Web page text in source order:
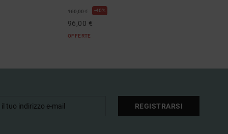
160,00 € 40%
96,00 €
OFFERTE
REGISTRARSI